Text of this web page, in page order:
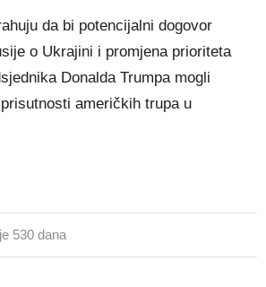
da bi potencijalni dogovor
o Ukrajini i promjena prioriteta
Donalda Trumpa mogli
američkih trupa u
530 dana